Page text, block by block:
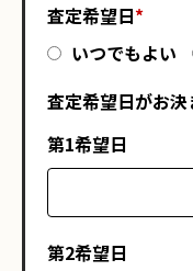
査定希望日*
いつでもよい
査定希望日がお決
第1希望日
第2希望日